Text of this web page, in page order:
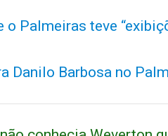
o Palmeiras teve
Danilo Barbosa no